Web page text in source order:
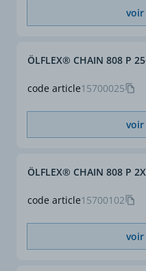
code article15700025
ÖLFLEX® CHAIN 808 P
code article15700102
ÖLFLEX® CHAIN 808 P